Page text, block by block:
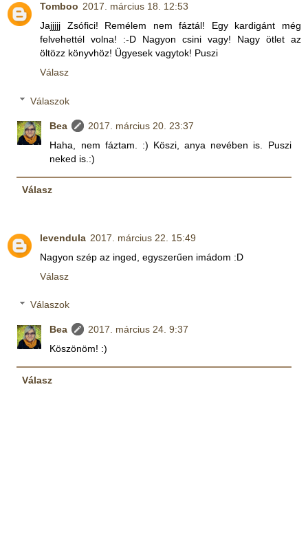
Tomboo 2017. március 18. 12:53
Jajjjjj Zsófici! Remélem nem fáztál! Egy kardigánt még
felvehettél volna! :-D Nagyon csini vagy! Nagy ötlet az
öltözz könyvhöz! Ügyesek vagytok! Puszi
Válasz
Válaszok
Bea
2017. március 20. 23:37
Haha, nem fáztam. :) Köszi, anya nevében is. Puszi
neked is.:)
Válasz
levendula 2017. március 22. 15:49
Nagyon szép az inged, egyszerűen imádom :D
Válasz
Válaszok
Bea
2017. március 24. 9:37
Köszönöm! :)
Válasz